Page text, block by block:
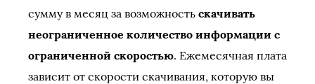
сумму в месяц за возможность скачивать
неограниченное количество информации с
ограниченной скоростью. Ежемесячная плата
зависит от скорости скачивания, которую вы